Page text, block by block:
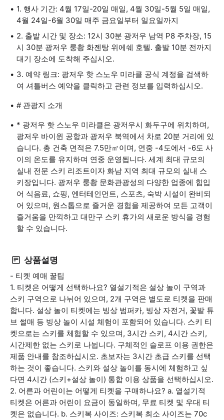
1. 행사 기간: 4월 17일-20일 매일, 4월 30일-5월 5일 매일,
4월 24일-6월 30일 매주 금요일부터 일요일까지
2. 출발 시간 및 장소: 12시 30분 광저우 남역 P8 주차장, 15
시 30분 광저우 룽촹 화젠탕 위에쉐 호텔. 출발 10분 전까지
대기 장소에 도착해 주십시오.
3. 예약 링크: 광저우 핫 스노우 미라클 공식 계정을 검색하
여 셔틀버스 예약을 클릭하고 관련 정보를 입력하십시오.
# 관광지 소개
* 광저우 핫 스노우 미라클은 광저우시 화두구에 위치하며,
광저우 바이윈 공항과 광저우 북역에서 차로 20분 거리에 있
습니다. 총 건축 면적은 7.5만㎡이며, 연중 -4도에서 -6도 사
이의 온도를 유지하며 연중 운영됩니다. 세계 최대 규모의
실내 전문 스키 리조트이자 화남 지역 최대 규모의 실내 스
키장입니다. 광저우 룽촹 문화관광성의 다양한 업종에 힘입
어 식음료, 쇼핑, 엔터테인먼트, 스포츠, 숙박 시설이 완비되
어 있으며, 원스톱으로 즐거운 경험을 제공하여 모든 고객이
즐거움을 만끽하고 대만구 스키 휴가의 새로운 방식을 경험
할 수 있습니다.
상품설명
- 티켓 예매 꿀팁
1. 티켓은 어떻게 선택하나요? 열설기적은 설상 놀이 구역과
스키 구역으로 나뉘어 있으며, 2개 구역은 별도로 티켓을 판매
합니다. 설상 놀이 티켓에는 빙상 범퍼카, 빙상 자전거, 꽃밭 튜
브 썰매 등 빙상 놀이 시설 체험이 포함되어 있습니다. 스키 티
켓으로는 스키를 체험할 수 있으며, 3시간 스키, 4시간 스키,
시간제한 없는 스키로 나뉩니다. 구체적인 슬로프 이용 권한은
제품 안내를 참조하십시오. 초보자는 3시간 초급 스키를 선택
하는 것이 좋습니다. 스키와 설상 놀이를 동시에 체험하고 싶
다면 4시간 (스키+설상 놀이) 통합 이용 상품을 선택하십시오.
2. 어른과 어린이는 어떻게 티켓을 구매하나요? a. 열설기적
티켓은 어른과 어린이 요금이 동일하며, 무료 티켓 및 우대 티
켓은 없습니다. b. 스키복 사이즈: 스키복 최소 사이즈는 70c